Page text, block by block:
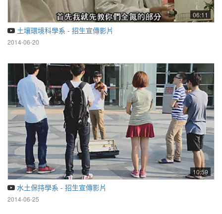
06:11
土壤環境科學系 - 招生宣傳影片
2014-06-20
10:59
水土保持學系 - 招生宣傳影片
2014-06-25